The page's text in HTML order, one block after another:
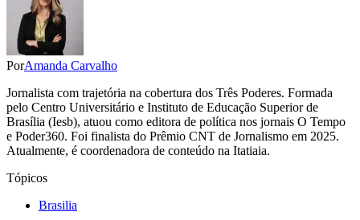
PorAmanda Carvalho
Jornalista com trajetória na cobertura dos Três Poderes. Formada
pelo Centro Universitário e Instituto de Educação Superior de
Brasília (Iesb), atuou como editora de política nos jornais O Tempo
e Poder360. Foi finalista do Prêmio CNT de Jornalismo em 2025.
Atualmente, é coordenadora de conteúdo na Itatiaia.
Tópicos
Brasilia